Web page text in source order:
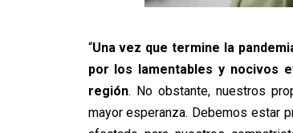
“Una vez que termine la
por los lamentables y nocivos
región. No obstante, nuestros
mayor esperanza. Debemos estar